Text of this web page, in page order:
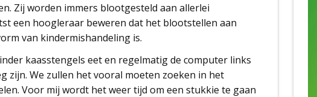
Zij worden immers blootgesteld aan allerlei
een hoogleraar beweren dat het blootstellen aan
van kindermishandeling is.
kaasstengels eet en regelmatig de computer links
zijn. We zullen het vooral moeten zoeken in het
Voor mij wordt het weer tijd om een stukkie te gaan